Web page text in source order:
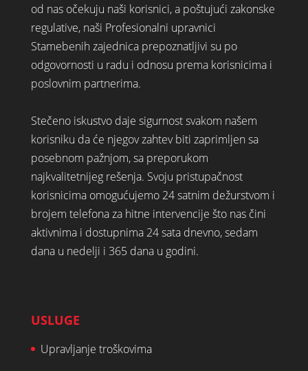
od nas očekuju naši korisnici, a poštujući zakonske
regulative, naši Profesionalni upravnici
Stamebenih zajednica prepoznatljivi su po
odgovornosti u radu i odnosu prema korisnicima i
poslovnim partnerima.
Stečeno iskustvo daje sigurnost svakom našem
korisniku da će njegov zahtev biti zaprimljen sa
posebnom pažnjom, sa preporukom
najkvalitetnijeg rešenja. Svoju pristupačnost
korisnicima omogućujemo 24 satnim dežurstvom i
brojem telefona za hitne intervencije što nas čini
aktivnima i dostupnima 24 sata dnevno, sedam
dana u nedelji i 365 dana u godini.
USLUGE
Upravljanje troškovima